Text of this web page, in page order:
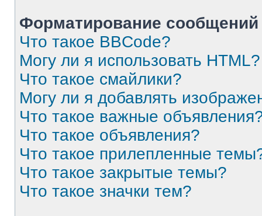
Форматирование
Что такое BBCode?
Могу ли я использовать HTML?
Что такое смайлики?
Могу ли я добавлять
Что такое важные
Что такое объявления?
Что такое прилепленные
Что такое закрытые темы?
Что такое значки тем?